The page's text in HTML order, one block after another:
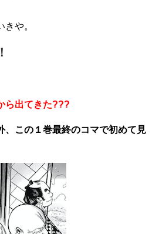
や。
ら出てきた???
、この１巻最終のコマで初めて見